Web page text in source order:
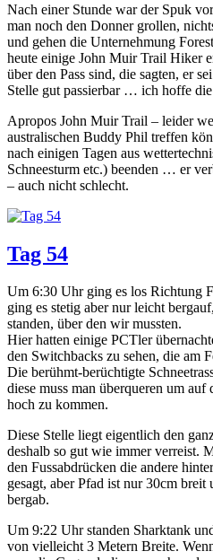
Nach einer Stunde war der Spuk
man noch den Donner grollen,
und gehen die Unternehmung
heute einige John Muir Trail Hiker
über den Pass sind, die sagten, er
Stelle gut passierbar … ich hoffe
Apropos John Muir Trail – leider
australischen Buddy Phil treffen
nach einigen Tagen aus
Schneesturm etc.) beenden … er
– auch nicht schlecht.
Tag 54
Um 6:30 Uhr ging es los Richtung
ging es stetig aber nur leicht
standen, über den wir mussten.
Hier hatten einige PCTler
den Switchbacks zu sehen, die am
Die berühmt-berüchtigte
diese muss man überqueren um auf
hoch zu kommen.
Diese Stelle liegt eigentlich den
deshalb so gut wie immer verreist.
den Fussabdrücken die andere
gesagt, aber Pfad ist nur 30cm
bergab.
Um 9:22 Uhr standen Sharktank
von vielleicht 3 Metern Breite.